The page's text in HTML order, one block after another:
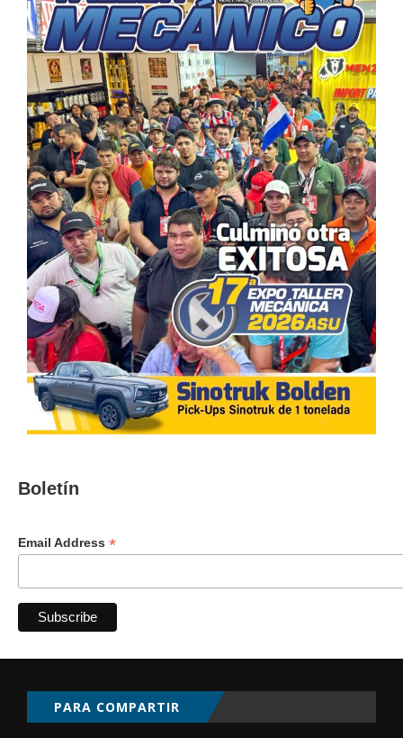
Boletín
Email Address *
PARA COMPARTIR